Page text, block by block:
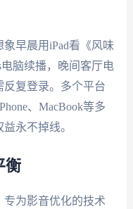
早晨用iPad看《风味
脑续播，晚间客厅电
复登录。多个平台
、MacBook等多
永不掉线。
衡
为影音优化的技术